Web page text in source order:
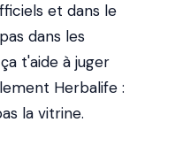
et dans le
dans les
t'aide à juger
Herbalife :
la vitrine.